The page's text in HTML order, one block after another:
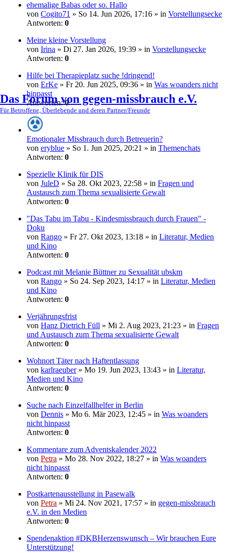
Das Forum von gegen-missbrauch e.V.
Für Betroffene, Überlebende und deren Partner/Freunde
ehemalige Babas oder so. Hallo
von Cogito71 » So 14. Jun 2026, 17:16 » in Vorstellungsecke
Antworten: 0
Meine kleine Vorstellung
von Irina » Di 27. Jan 2026, 19:39 » in Vorstellungsecke
Antworten: 0
Hilfe bei Therapieplatz suche !dringend!
von ErKe » Fr 20. Jun 2025, 09:36 » in Was woanders nicht
hinpasst
Antworten:0
Emotionaler Missbrauch durch Betreuerin?
von eryblue » So 1. Jun 2025, 20:21 » in Themenchats
Antworten: 0
Spezielle Klinik für DIS
von JuleD » Sa 28. Okt 2023, 22:58 » in Fragen und
Austausch zum Thema sexualisierte Gewalt
Antworten: 0
"Das Tabu im Tabu - Kindesmissbrauch durch Frauen" -
Doku
von Rango » Fr 27. Okt 2023, 13:18 » in Literatur, Medien
und Kino
Antworten: 0
Podcast mit Melanie Büttner zu Sexualität ubskm
von Rango » So 24. Sep 2023, 14:17 » in Literatur, Medien
und Kino
Antworten: 0
Verjährungsfrist
von Hanz Dietrich Füll » Mi 2. Aug 2023, 21:23 » in Fragen
und Austausch zum Thema sexualisierte Gewalt
Antworten: 0
Wohnort Täter nach Haftentlassung
von karlraeuber» Mo 19. Jun 2023, 13:43 » in Literatur,
Medien und Kino
Antworten: 0
Suche nach Einzelfallhelfer in Berlin
von Dennis » Mo 6. Mär 2023, 12:45 » in Was woanders
nicht hinpasst
Antworten: 0
Kommentare zum Adventskalender 2022
von Petra » Mo 28. Nov 2022, 18:27 » in Was woanders
nicht hinpasst
Antworten: 0
Postkartenausstellung in Pasewalk
von Petra » Mi 24. Nov 2021, 17:57 » in gegen-missbrauch
e.V. in den Medien
Antworten: 0
Spendenaktion #DKBHerzenswunsch – Wir brauchen Eure
Unterstützung!